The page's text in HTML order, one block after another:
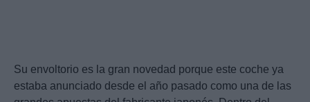
Su envoltorio es la gran novedad porque este coche ya
estaba anunciado desde el año pasado como una de las